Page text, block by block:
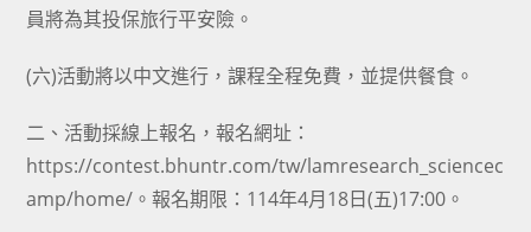
員將為其投保旅行平安險。
(六)活動將以中文進行，課程全程免費，並提供餐食。
二、活動採線上報名，報名網址：
https://contest.bhuntr.com/tw/lamresearch_sciencec
amp/home/。報名期限：114年4月18日(五)17:00。